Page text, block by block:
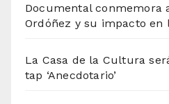
Documental conmemora
Ordóñez y su impacto en
La Casa de la Cultura
tap ‘Anecdotario’